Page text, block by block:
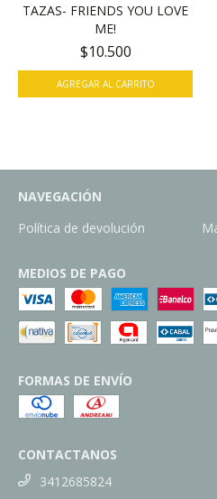
TAZAS- FRIENDS YOU LOVE
ME!
$10.500
NAVEGACIÓN
Política de devolución
MEDIOS DE PAGO
FORMAS DE ENVÍO
CONTACTANOS
3412685824